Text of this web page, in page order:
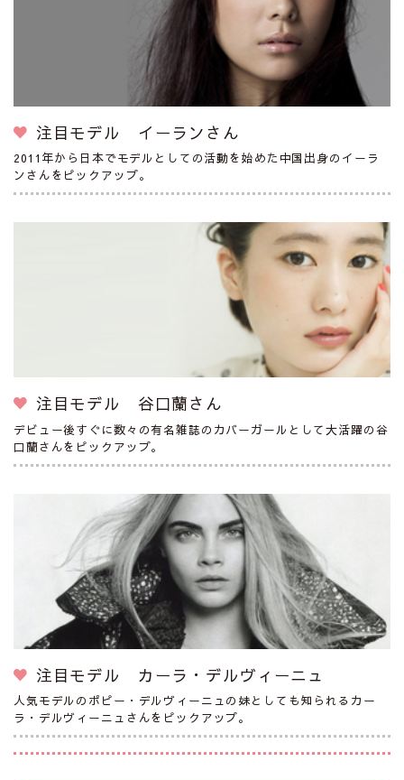
注目モデル イーランさん
2011年から日本でモデルとしての活動を始めた中国出身のイーラ
ンさんをピックアップ。
注目モデル 谷口蘭さん
デビュー後すぐに数々の有名雑誌のカバーガールとして大活躍の谷
口蘭さんをピックアップ。
注目モデル カーラ・デルヴィーニュ
人気モデルのポピー・デルヴィーニュの妹としても知られるカー
ラ・デルヴィーニュさんをピックアップ。